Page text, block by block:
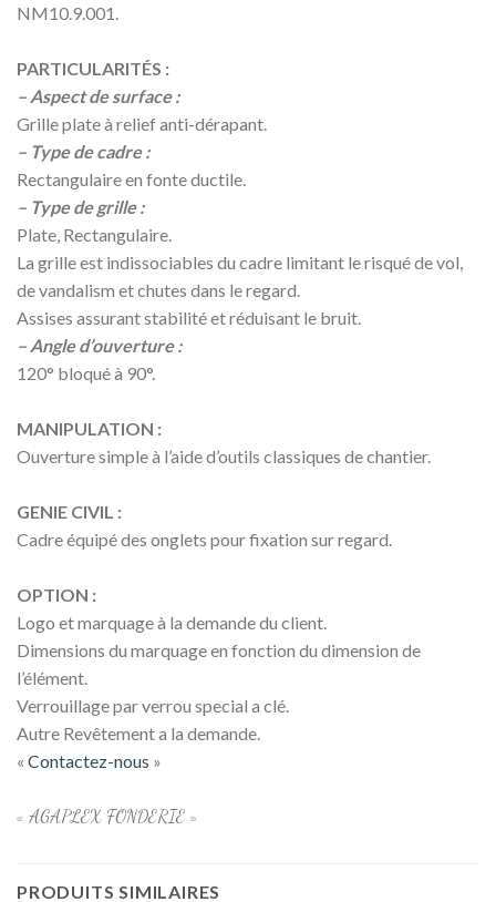
NM10.9.001.
PARTICULARITÉS :
– Aspect de surface :
Grille plate à relief anti-dérapant.
– Type de cadre :
Rectangulaire en fonte ductile.
– Type de grille :
Plate, Rectangulaire.
La grille est indissociables du cadre limitant le risqué de vol,
de vandalism et chutes dans le regard.
Assises assurant stabilité et réduisant le bruit.
– Angle d’ouverture :
120° bloqué à 90°.
MANIPULATION :
Ouverture simple à l’aide d’outils classiques de chantier.
GENIE CIVIL :
Cadre équipé des onglets pour fixation sur regard.
OPTION :
Logo et marquage à la demande du client.
Dimensions du marquage en fonction du dimension de
l’élément.
Verrouillage par verrou special a clé.
Autre Revêtement a la demande.
« Contactez-nous »
« AGAPLEX FONDERIE »
PRODUITS SIMILAIRES